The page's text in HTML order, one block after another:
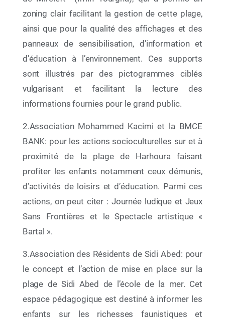
des plages sans plastique
23 Juin 2025
Plages Propres : une formation immersive au
service d’un littoral exemplaire
zoning clair facilitant la gestion de cette plage,
ainsi que pour la qualité des affichages et des
panneaux de sensibilisation, d’information et
d’éducation à l’environnement. Ces supports
sont illustrés par des pictogrammes ciblés
vulgarisant et facilitant la lecture des
informations fournies pour le grand public.
2.Association Mohammed Kacimi et la BMCE
BANK: pour les actions socioculturelles sur et à
proximité de la plage de Harhoura faisant
profiter les enfants notamment ceux démunis,
d’activités de loisirs et d’éducation. Parmi ces
actions, on peut citer : Journée ludique et Jeux
Sans Frontières et le Spectacle artistique «
Bartal ».
3.Association des Résidents de Sidi Abed: pour
le concept et l’action de mise en place sur la
plage de Sidi Abed de l’école de la mer. Cet
espace pédagogique est destiné à informer les
enfants sur les richesses faunistiques et